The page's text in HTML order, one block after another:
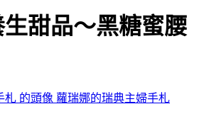
甜品～黑糖蜜腰
蘿瑞娜的瑞典主婦手札